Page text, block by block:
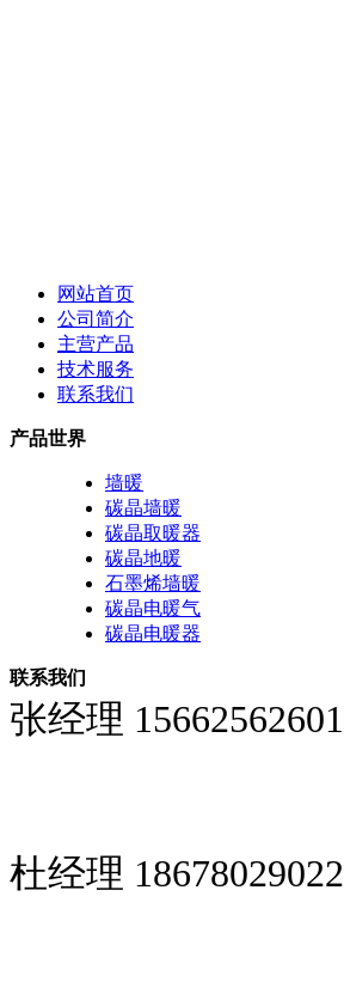
网站首页
公司简介
主营产品
技术服务
联系我们
产品世界
墙暖
碳晶墙暖
碳晶取暖器
碳晶地暖
石墨烯墙暖
碳晶电暖气
碳晶电暖器
联系我们
张经理 15662562601
杜经理 18678029022